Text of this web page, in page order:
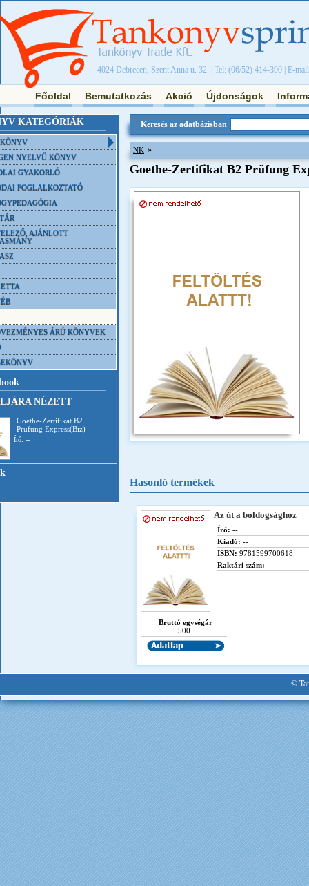
4024 Debrecen, Szent Anna u. 32. | Tel: (06/52) 414-390 | E-
Főoldal Bemutatkozás Akció Újdonságok
KATEGÓRIÁK
NYELVŰ KÖNYV
GYAKORLÓ
FOGLALKOZTATÓ
AJÁNLOTT
ÁRÚ KÖNYVEK
NÉZETT
Goethe-Zertifikat B2
Prüfung Express(Biz)
Író: --
Keresés az adatbázisban
NK »
Goethe-Zertifikat B2 Prüfung
Hasonló termékek
Az út a boldogsághoz
Író: --
Kiadó: --
ISBN: 9781599700618
Raktári szám:
Bruttó egységár
500
©